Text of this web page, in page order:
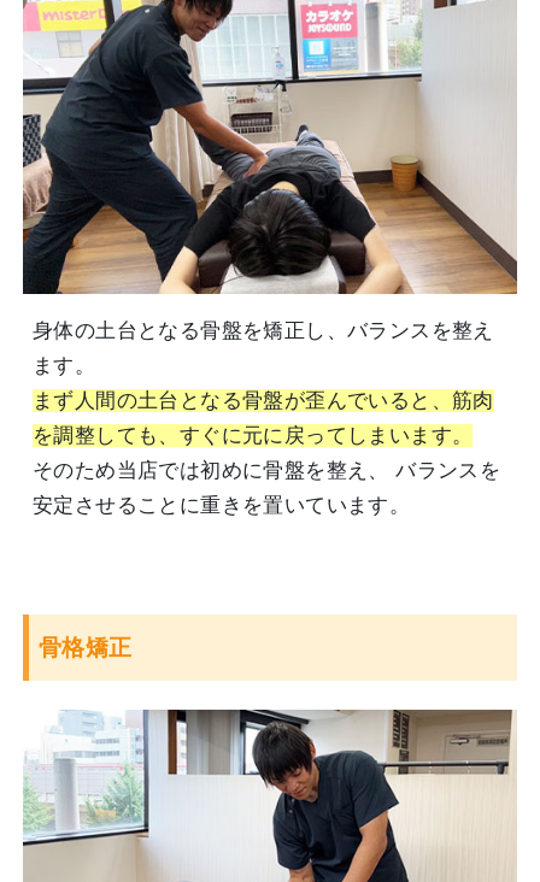
身体の土台となる骨盤を矯正し、バランスを整え
ます。
まず人間の土台となる骨盤が歪んでいると、筋肉
を調整しても、すぐに元に戻ってしまいます。
そのため当店では初めに骨盤を整え、 バランスを
安定させることに重きを置いています。
骨格矯正